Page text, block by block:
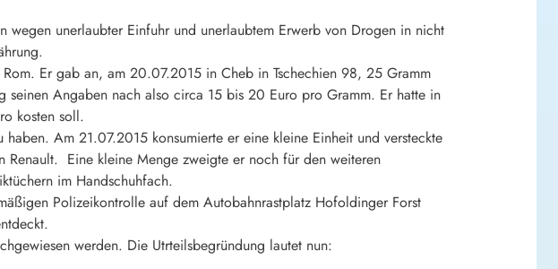
unerlaubter Einfuhr und unerlaubtem Erwerb von Drogen in nicht
Er gab an, am 20.07.2015 in Cheb in Tschechien 98, 25 Gramm
Angaben nach also circa 15 bis 20 Euro pro Gramm. Er hatte in
kosten soll.
Am 21.07.2015 konsumierte er eine kleine Einheit und versteckte
Renault. Eine kleine Menge zweigte er noch für den weiteren
im Handschuhfach.
Polizeikontrolle auf dem Autobahnrastplatz Hofoldinger Forst
werden. Die Utrteilsbegründung lautet nun: